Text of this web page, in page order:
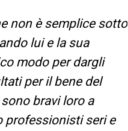
non è semplice sotto
lui e la sua
modo per dargli
per il bene del
bravi loro a
professionisti seri e